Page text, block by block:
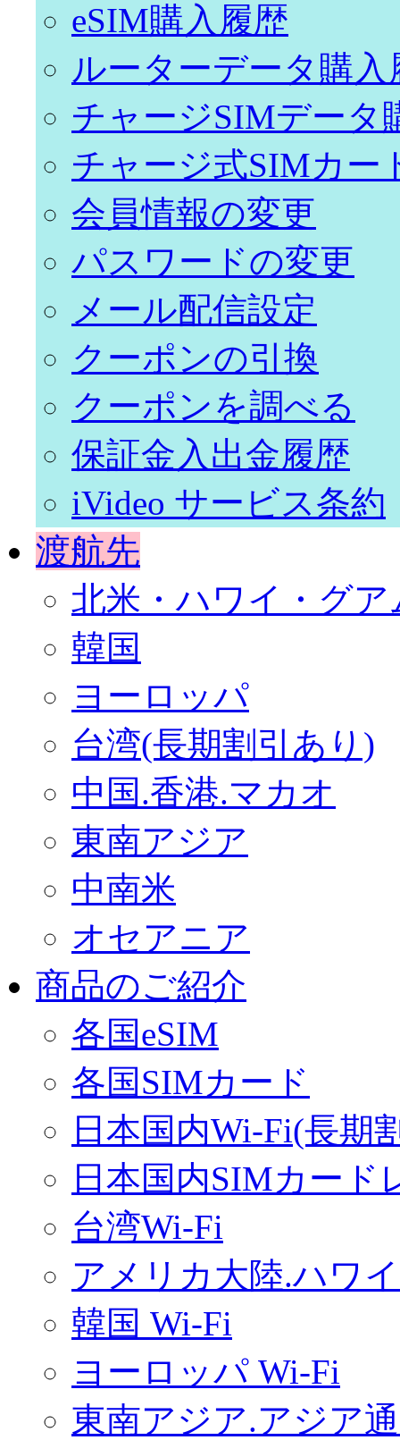
eSIM購入履歴
ルーターデータ購入
チャージSIMデータ
チャージ式SIMカー
会員情報の変更
パスワードの変更
メール配信設定
クーポンの引換
クーポンを調べる
保証金入出金履歴
iVideo サービス条約
渡航先
北米・ハワイ・グア
韓国
ヨーロッパ
台湾(長期割引あり)
中国.香港.マカオ
東南アジア
中南米
オセアニア
商品のご紹介
各国eSIM
各国SIMカード
日本国内Wi-Fi(長期
日本国内SIMカード
台湾Wi-Fi
アメリカ大陸.ハワ
韓国 Wi-Fi
ヨーロッパ Wi-Fi
東南アジア.アジア